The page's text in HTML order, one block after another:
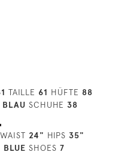
TAILLE 61 HÜFTE 88
BLAU SCHUHE 38
WAIST 24" HIPS 35"
BLUE SHOES 7